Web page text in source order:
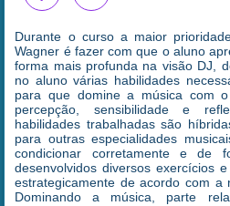
Durante o curso a maior
Wagner é fazer com que o aluno
forma mais profunda na visão DJ,
no aluno várias habilidades
para que domine a música com
percepção, sensibilidade e
habilidades trabalhadas são
para outras especialidades
condicionar corretamente e de
desenvolvidos diversos exercícios
estrategicamente de acordo com a
Dominando a música, parte